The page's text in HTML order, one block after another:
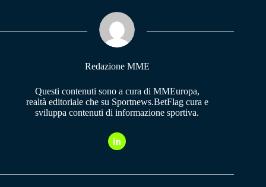
pp m
Redazione MME
Questi contenuti sono a cura di MMEuropa,
realtà editoriale che su Sportnews.BetFlag cura e
sviluppa contenuti di informazione sportiva.